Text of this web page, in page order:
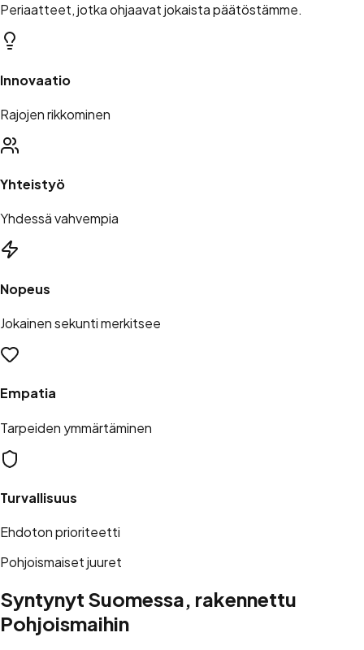
Periaatteet, jotka ohjaavat jokaista päätöstämme.
Innovaatio
Rajojen rikkominen
Yhteistyö
Yhdessä vahvempia
Nopeus
Jokainen sekunti merkitsee
Empatia
Tarpeiden ymmärtäminen
Turvallisuus
Ehdoton prioriteetti
Pohjoismaiset juuret
Syntynyt Suomessa, rakennettu
Pohjoismaihin